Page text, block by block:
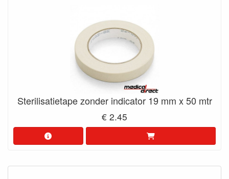
Sterilisatietape zonder indicator 19 mm x 50 mtr
€ 2.45